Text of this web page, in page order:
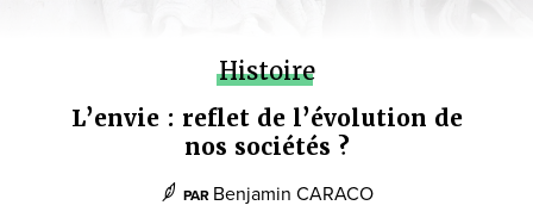
Histoire
L’envie : reflet de l’évolution de
nos sociétés ?
PAR Benjamin CARACO